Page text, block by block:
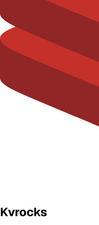
Kvrocks